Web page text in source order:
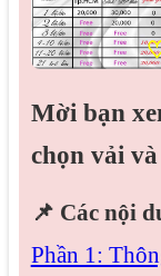
Mời bạn
chọn vải
📌 Các nội
Phần 1: